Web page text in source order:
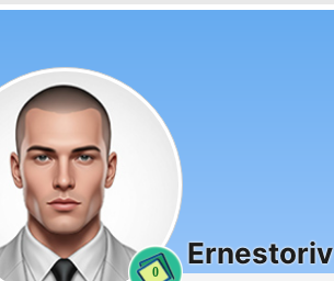
0
Ernestoriv